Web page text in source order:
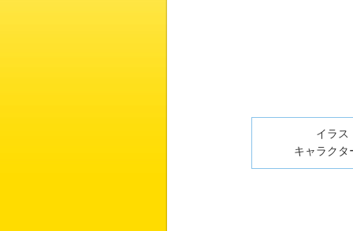
イラス
キャラクタ